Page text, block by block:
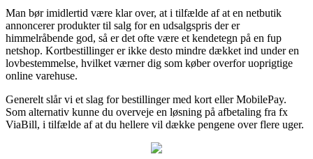
Man bør imidlertid være klar over, at i tilfælde af at en netbutik
annoncerer produkter til salg for en udsalgspris der er
himmelråbende god, så er det ofte være et kendetegn på en fup
netshop. Kortbestillinger er ikke desto mindre dækket ind under en
lovbestemmelse, hvilket værner dig som køber overfor uoprigtige
online varehuse.
Generelt slår vi et slag for bestillinger med kort eller MobilePay.
Som alternativ kunne du overveje en løsning på afbetaling fra fx
ViaBill, i tilfælde af at du hellere vil dække pengene over flere uger.